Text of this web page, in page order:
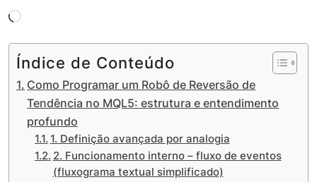
Carregando...
Índice de Conteúdo
Como Programar um Robô de Reversão de
Tendência no MQL5: estrutura e entendimento
profundo
1. Definição avançada por analogia
2. Funcionamento interno – fluxo de eventos
(fluxograma textual simplificado)